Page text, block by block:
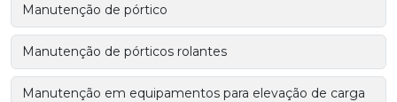
Manutenção de pórtico
Manutenção de pórticos rolantes
Manutenção em equipamentos para elevação de carga